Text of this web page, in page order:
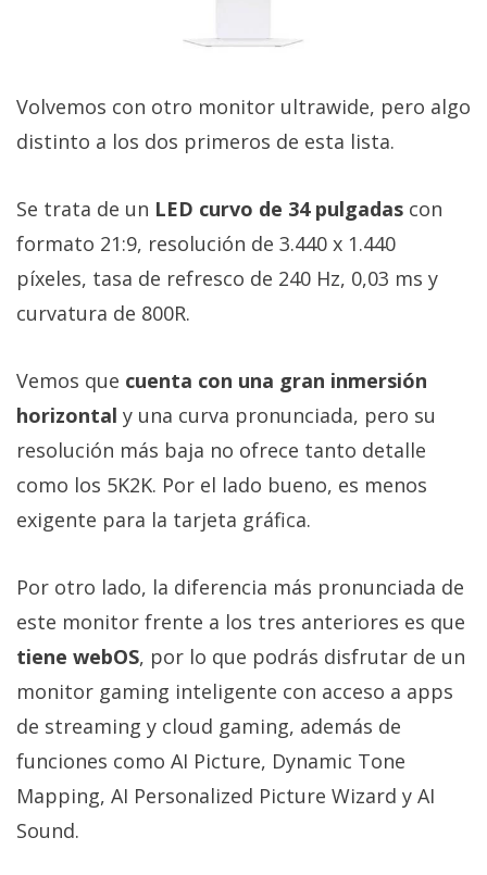
Volvemos con otro monitor ultrawide, pero algo
distinto a los dos primeros de esta lista.
Se trata de un LED curvo de 34 pulgadas con
formato 21:9, resolución de 3.440 x 1.440
píxeles, tasa de refresco de 240 Hz, 0,03 ms y
curvatura de 800R.
Vemos que cuenta con una gran inmersión
horizontal y una curva pronunciada, pero su
resolución más baja no ofrece tanto detalle
como los 5K2K. Por el lado bueno, es menos
exigente para la tarjeta gráfica.
Por otro lado, la diferencia más pronunciada de
este monitor frente a los tres anteriores es que
tiene webOS, por lo que podrás disfrutar de un
monitor gaming inteligente con acceso a apps
de streaming y cloud gaming, además de
funciones como AI Picture, Dynamic Tone
Mapping, AI Personalized Picture Wizard y AI
Sound.